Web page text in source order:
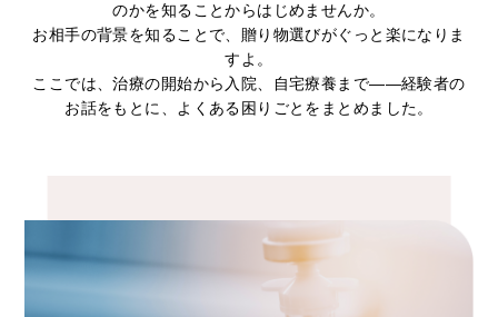
のかを知ることからはじめませんか。
お相手の背景を知ることで、贈り物選びがぐっと楽になりま
すよ。
ここでは、治療の開始から入院、自宅療養まで――経験者の
お話をもとに、よくある困りごとをまとめました。